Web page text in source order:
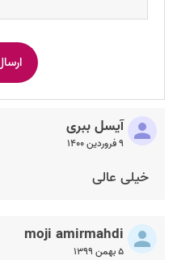
آیسل ببری
۹ فروردین ۱۴۰۰
خیلی عالی
moji amirmahdi
۵ بهمن ۱۳۹۹